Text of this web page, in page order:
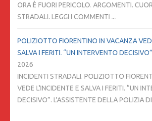
ORA È FUORI PERICOLO. ARGOMENTI.
STRADALI. LEGGI I COMMENTI ...
POLIZIOTTO FIORENTINO IN VACANZA
SALVA I FERITI. “UN INTERVENTO DECISIVO”
2026
INCIDENTI STRADALI. POLIZIOTTO
VEDE L'INCIDENTE E SALVA I FERITI. “UN
DECISIVO”. L'ASSISTENTE DELLA POLIZIA DI